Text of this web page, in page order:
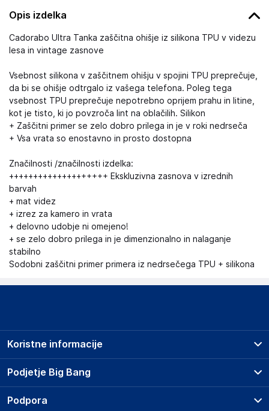
Opis izdelka
Cadorabo Ultra Tanka zaščitna ohišje iz silikona TPU v videzu
lesa in vintage zasnove
Vsebnost silikona v zaščitnem ohišju v spojini TPU preprečuje,
da bi se ohišje odtrgalo iz vašega telefona. Poleg tega
vsebnost TPU preprečuje nepotrebno oprijem prahu in litine,
kot je tisto, ki jo povzroča lint na oblačilih. Silikon
+ Zaščitni primer se zelo dobro prilega in je v roki nedrseča
+ Vsa vrata so enostavno in prosto dostopna
Značilnosti /značilnosti izdelka:
++++++++++++++++++++ Ekskluzivna zasnova v izrednih
barvah
+ mat videz
+ izrez za kamero in vrata
+ delovno udobje ni omejeno!
+ se zelo dobro prilega in je dimenzionalno in nalaganje
stabilno
Sodobni zaščitni primer primera iz nedrsečega TPU + silikona
Podjetje Big Bang
O podjetju
Koristne informacije
Prodajna mesta
Storitve
Podpora